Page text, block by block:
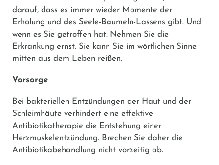
darauf, dass es immer wieder Momente der
Erholung und des Seele-Baumeln-Lassens gibt. Und
wenn es Sie getroffen hat: Nehmen Sie die
Erkrankung ernst. Sie kann Sie im wörtlichen Sinne
mitten aus dem Leben reißen.
Vorsorge
Bei bakteriellen Entzündungen der Haut und der
Schleimhäute verhindert eine effektive
Antibiotikatherapie die Entstehung einer
Herzmuskelentzündung. Brechen Sie daher die
Antibiotikabehandlung nicht vorzeitig ab.